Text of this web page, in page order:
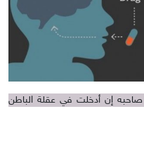
صاحبه إن أدخلت في عقلة الباطن